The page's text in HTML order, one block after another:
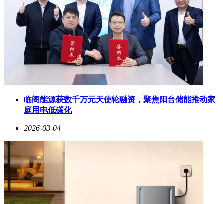
临阁能源获数千万元天使轮融资，聚焦阳台储能推动家
庭用电低碳化
2026-03-04